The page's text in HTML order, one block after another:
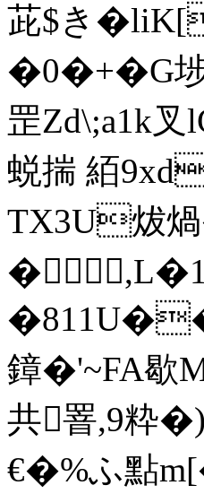
茈$き
�0�+�G埗
罡Zd\;a1k
蜕揣 絔
TX3U炦
鏱�'~FA歇
共罯,9粋
€�%ふ點